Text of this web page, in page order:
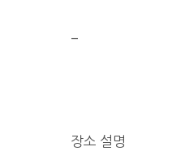
–
장소 설명